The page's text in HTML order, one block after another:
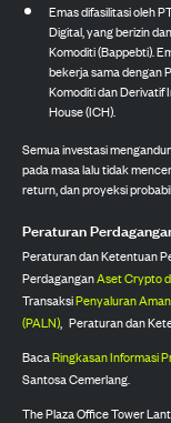
Emas difasilitasi oleh
Digital, yang berizin
Komoditi (Bappebti).
bekerja sama dengan
Komoditi dan Derivatif
House (ICH).
Semua investasi
pada masa lalu tidak
return, dan proyeksi
Peraturan
Peraturan dan Ketentuan
PerdaganganAset Crypto
TransaksiPenyaluran
(PALN), Peraturan dan
BacaRingkasan Informasi
Santosa Cemerlang.
The Plaza Office Tower